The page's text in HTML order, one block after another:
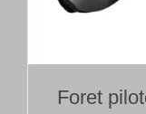
Foret